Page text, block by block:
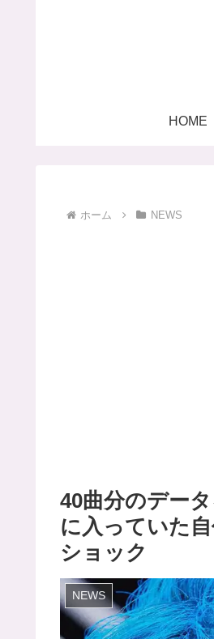
HOME
ホーム NEWS
40曲分のデー
に入っていた
ショック
NEWS